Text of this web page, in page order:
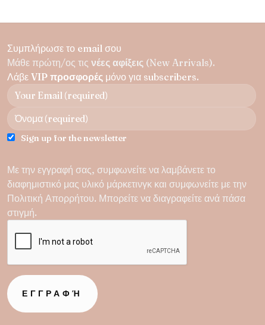
παραλλαγές.
Οι
επιλογές
μπορούν
σελίδα
του
Συμπλήρωσε το email σου
Μάθε πρώτη/ος τις νέες αφίξεις (New Arrivals).
Λάβε VIP προσφορές μόνο για subscribers.
Sign up for the newsletter
Με την εγγραφή σας, συμφωνείτε να λαμβάνετε το
διαφημιστικό μας υλικό μάρκετινγκ και συμφωνείτε με την
Πολιτική Απορρήτου. Μπορείτε να διαγραφείτε ανά πάσα
στιγμή.